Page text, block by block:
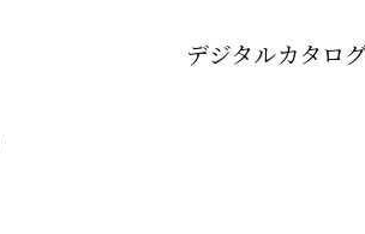
デジタルカタロ